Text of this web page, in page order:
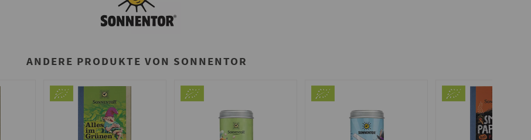
ANDERE PRODUKTE VON SONNENTOR